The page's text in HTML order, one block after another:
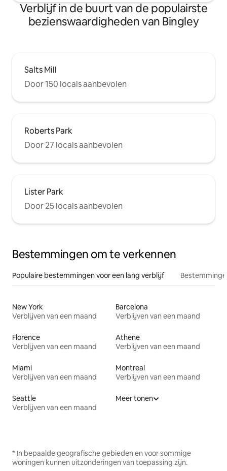
Verblijf in de buurt van de populairste
bezienswaardigheden van Bingley
Salts Mill
Door 150 locals aanbevolen
Roberts Park
Door 27 locals aanbevolen
Lister Park
Door 25 locals aanbevolen
Bestemmingen om te verkennen
Populaire bestemmingen voor een lang verblijf
New York
Verblijven van een maand
Barcelona
Verblijven van een maand
Florence
Verblijven van een maand
Athene
Verblijven van een maand
Miami
Verblijven van een maand
Montreal
Verblijven van een maand
Seattle
Verblijven van een maand
Meer tonen
* In bepaalde geografische gebieden en voor sommige
woningen kunnen uitzonderingen van toepassing zijn.